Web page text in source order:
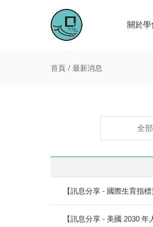
關於學
首頁 最新消息
全部
【訊息分享 - 國際生育指標
【訊息分享 - 美國 2030